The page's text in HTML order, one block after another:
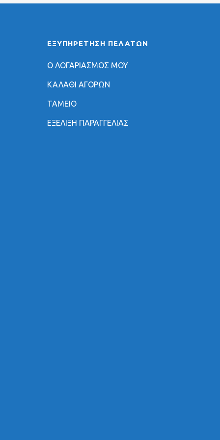
ΕΞΥΠΗΡΈΤΗΣΗ ΠΕΛΑΤΏΝ
Ο ΛΟΓΑΡΙΑΣΜΟΣ ΜΟΥ
ΚΑΛΑΘΙ ΑΓΟΡΩΝ
ΤΑΜΕΙΟ
ΕΞΕΛΙΞΗ ΠΑΡΑΓΓΕΛΙΑΣ